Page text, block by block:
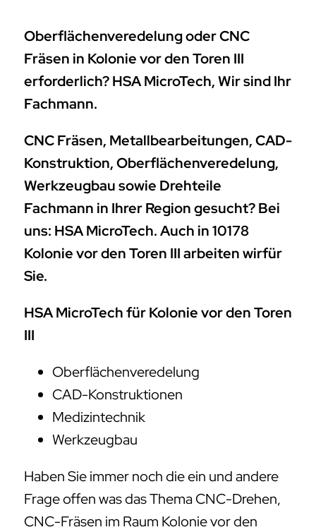
Oberflächenveredelung oder CNC
Fräsen in Kolonie vor den Toren III
erforderlich? HSA MicroTech, Wir sind Ihr
Fachmann.
CNC Fräsen, Metallbearbeitungen, CAD-
Konstruktion, Oberflächenveredelung,
Werkzeugbau sowie Drehteile
Fachmann in Ihrer Region gesucht? Bei
uns: HSA MicroTech. Auch in 10178
Kolonie vor den Toren III arbeiten wirfür
Sie.
HSA MicroTech für Kolonie vor den Toren
III
Oberflächenveredelung
CAD-Konstruktionen
Medizintechnik
Werkzeugbau
Haben Sie immer noch die ein und andere
Frage offen was das Thema CNC-Drehen,
CNC-Fräsen im Raum Kolonie vor den